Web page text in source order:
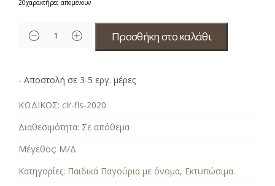
20χαρακτήρες απομένουν
Προσθήκη στο καλάθι
- Αποστολή σε 3-5 εργ. μέρες
ΚΩΔΙΚΟΣ: clr-fls-2020
Διαθεσιμότητα: Σε απόθεμα
Μέγεθος: Μ/Δ
Κατηγορίες: Παιδικά Παγούρια με όνομα, Εκτυπώσιμα.